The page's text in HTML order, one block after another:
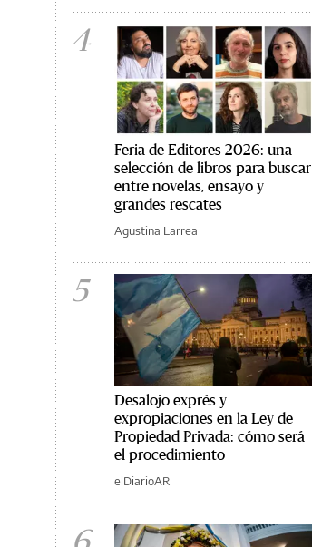
4
Feria de Editores 2026: una
selección de libros para buscar
entre novelas, ensayo y
grandes rescates
Agustina Larrea
5
Desalojo exprés y
expropiaciones en la Ley de
Propiedad Privada: cómo será
el procedimiento
elDiarioAR